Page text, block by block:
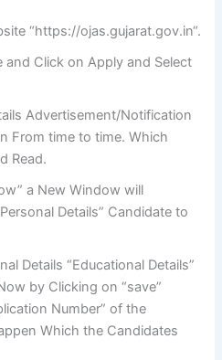
“https://ojas.gujarat.gov.in“.
and Click on Apply and Select
Advertisement/Notification
From time to time. Which
Read.
a New Window will
Details” Candidate to
Details “Educational Details”
by Clicking on “save”
Number” of the
Which the Candidates